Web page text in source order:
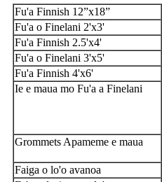
Fu'a Finnish 12”x18”
Fu'a o Finelani 2'x3'
Fu'a Finnish 2.5'x4'
Fu'a o Finelani 3'x5'
Fu'a Finnish 4'x6'
Ie e maua mo Fu'a a Finelani
Grommets Apameme e maua
Faiga o lo'o avanoa